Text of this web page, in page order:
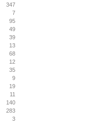
347
7
95
49
39
13
68
12
35
9
19
11
140
283
3